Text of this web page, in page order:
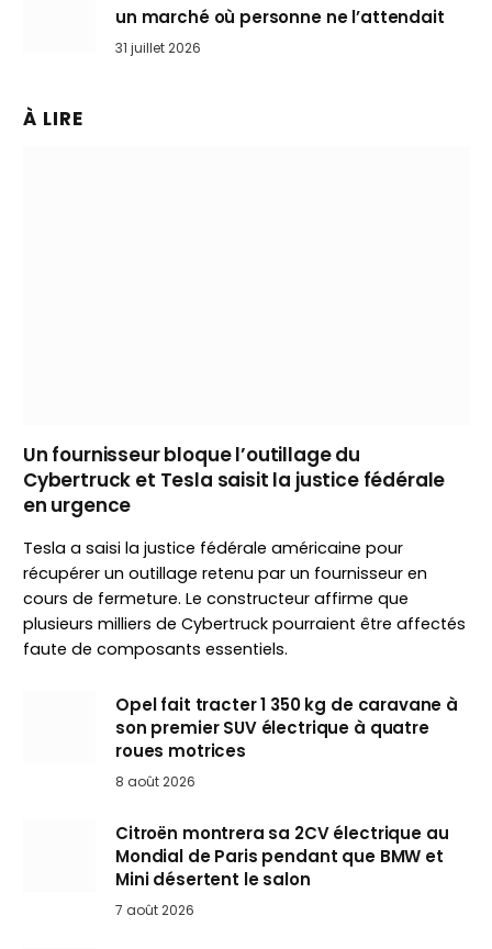
un marché où personne ne l’attendait
31 juillet 2026
À LIRE
Un fournisseur bloque l’outillage du
Cybertruck et Tesla saisit la justice fédérale
en urgence
Tesla a saisi la justice fédérale américaine pour
récupérer un outillage retenu par un fournisseur en
cours de fermeture. Le constructeur affirme que
plusieurs milliers de Cybertruck pourraient être affectés
faute de composants essentiels.
Opel fait tracter 1 350 kg de caravane à
son premier SUV électrique à quatre
roues motrices
8 août 2026
Citroën montrera sa 2CV électrique au
Mondial de Paris pendant que BMW et
Mini désertent le salon
7 août 2026